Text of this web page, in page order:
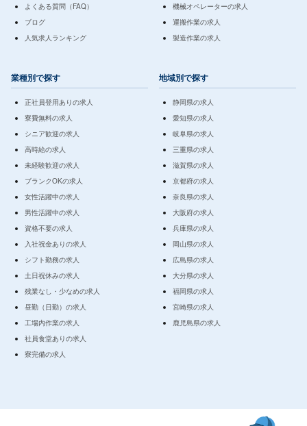
よくある質問（FAQ）
ブログ
人気求人ランキング
機械オペレーターの求人
運搬作業の求人
製造作業の求人
業種別で探す
正社員登用ありの求人
寮費無料の求人
シニア歓迎の求人
高時給の求人
未経験歓迎の求人
ブランクOKの求人
女性活躍中の求人
男性活躍中の求人
資格不要の求人
入社祝金ありの求人
シフト勤務の求人
土日祝休みの求人
残業なし・少なめの求人
昼勤（日勤）の求人
工場内作業の求人
社員食堂ありの求人
寮完備の求人
地域別で探す
静岡県の求人
愛知県の求人
岐阜県の求人
三重県の求人
滋賀県の求人
京都府の求人
奈良県の求人
大阪府の求人
兵庫県の求人
岡山県の求人
広島県の求人
大分県の求人
福岡県の求人
宮崎県の求人
鹿児島県の求人